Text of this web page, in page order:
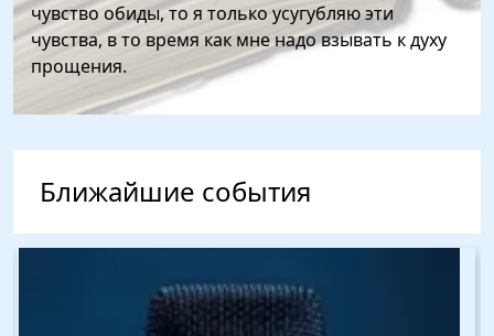
чувство обиды, то я только усугубляю эти
чувства, в то время как мне надо взывать к духу
прощения.
Ближайшие события